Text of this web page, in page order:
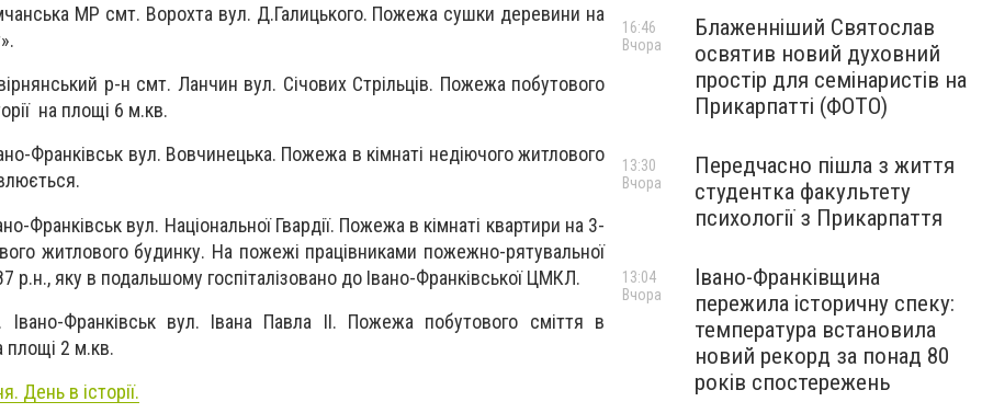
МР смт. Ворохта вул. Д.Галицького. Пожежа сушки деревини на
р-н смт. Ланчин вул. Січових Стрільців. Пожежа побутового
на площі 6 м.кв.
Франківськ вул. Вовчинецька. Пожежа в кімнаті недіючого житлового
Франківськ вул. Національної Гвардії. Пожежа в кімнаті квартири на 3-
житлового будинку. На пожежі працівниками пожежно-рятувальної
р.н., яку в подальшому госпіталізовано до Івано-Франківської ЦМКЛ.
Франківськ вул. Івана Павла ІІ. Пожежа побутового сміття в
площі 2 м.кв.
День в історії.
Блаженніший Святослав
освятив новий духовний
простір для семінаристів на
Прикарпатті (ФОТО)
16:46
Вчора
Передчасно пішла з життя
студентка факультету
психології з Прикарпаття
13:30
Вчора
Івано-Франківщина
пережила історичну спеку:
температура встановила
новий рекорд за понад 80
років спостережень
13:04
Вчора